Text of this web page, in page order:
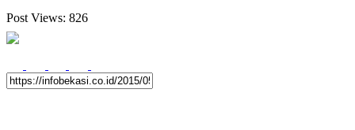
Post Views: 826